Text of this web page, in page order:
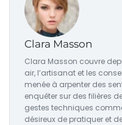
Clara Masson
Clara Masson couvre
air, l’artisanat et les
menée à arpenter des
enquêter sur des filières
gestes techniques
désireux de pratiquer et